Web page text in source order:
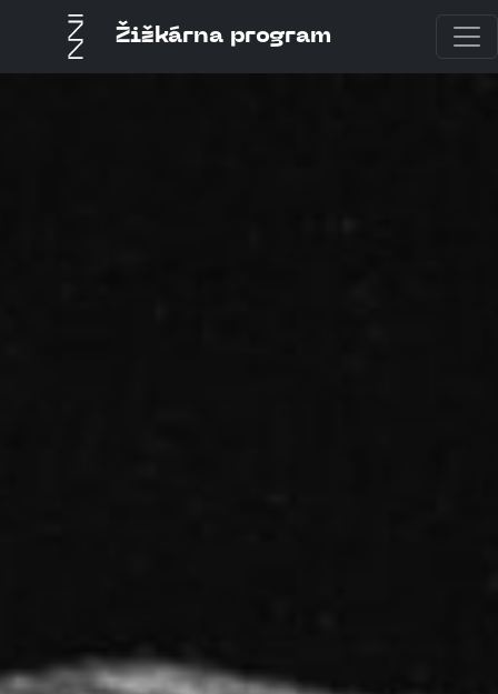
Žižkárna program